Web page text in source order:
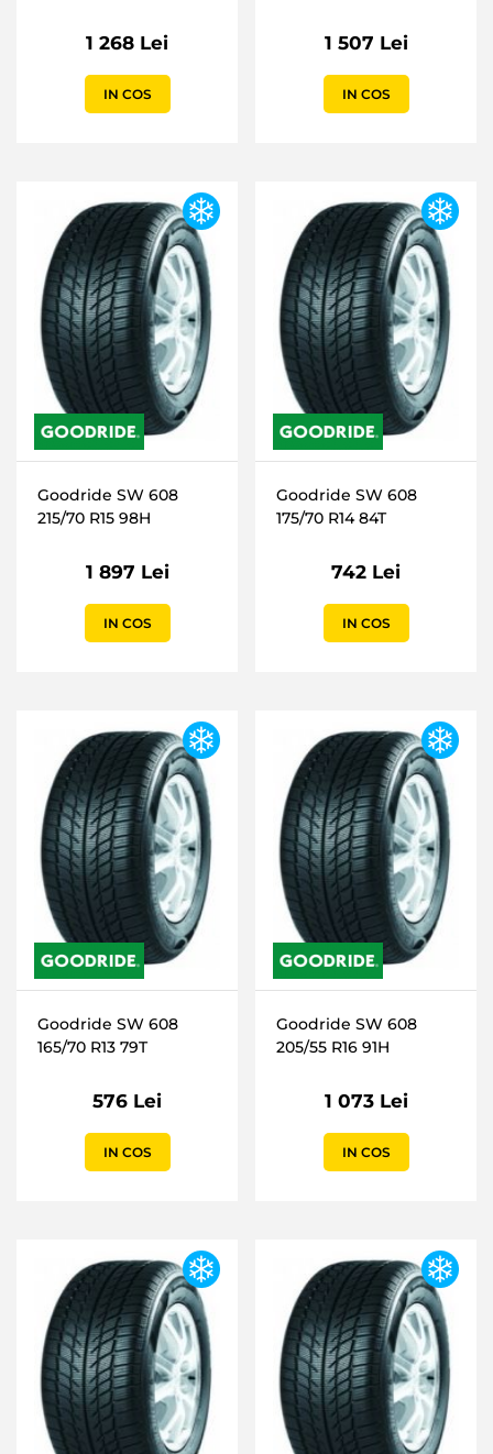
1 268 Lei
IN COS
1 507 Lei
IN COS
Goodride SW 608
215/70 R15 98H
1 897 Lei
IN COS
Goodride SW 608
175/70 R14 84T
742 Lei
IN COS
Goodride SW 608
165/70 R13 79T
576 Lei
IN COS
Goodride SW 608
205/55 R16 91H
1 073 Lei
IN COS